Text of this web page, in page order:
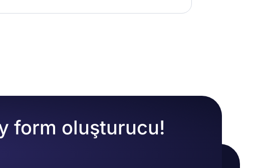
form oluşturucu!